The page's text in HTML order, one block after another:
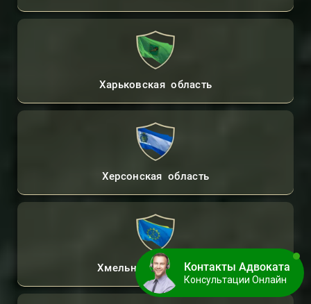
Харьковская область
Херсонская область
Хмельницкая областьКонтакты Адвоката
Консультации Онлайн